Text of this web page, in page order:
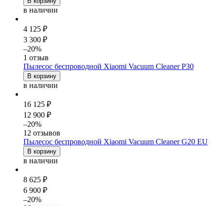
в наличии
4 125 ₽
3 300 ₽
–20%
1 отзыв
Пылесос беспроводной Xiaomi Vacuum Cleaner P30
В корзину
в наличии
16 125 ₽
12 900 ₽
–20%
12 отзывов
Пылесос беспроводной Xiaomi Vacuum Cleaner G20 EU
В корзину
в наличии
8 625 ₽
6 900 ₽
–20%